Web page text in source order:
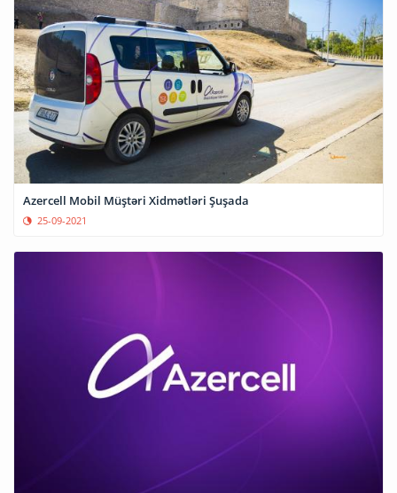
Azercell Mobil Müştəri Xidmətləri Şuşada
25-09-2021